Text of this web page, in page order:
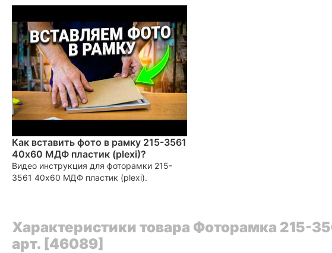
Как вставить фото в рамку 215-3561
40x60 МДФ пластик (plexi)?
Видео инструкция для фоторамки 215-
3561 40x60 МДФ пластик (plexi).
Характеристики товара Фоторамка 215-
арт. [46089]